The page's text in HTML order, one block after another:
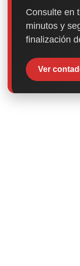
Consulte en
minutos y
finalización
Ver